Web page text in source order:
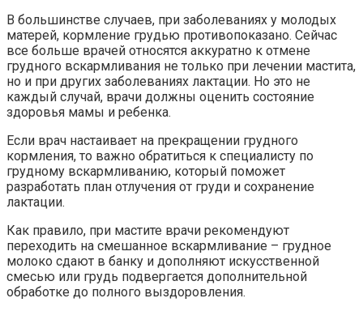
В большинстве случаев, при заболеваниях у молодых
матерей, кормление грудью противопоказано. Сейчас
все больше врачей относятся аккуратно к отмене
грудного вскармливания не только при лечении мастита,
но и при других заболеваниях лактации. Но это не
каждый случай, врачи должны оценить состояние
здоровья мамы и ребенка.
Если врач настаивает на прекращении грудного
кормления, то важно обратиться к специалисту по
грудному вскармливанию, который поможет
разработать план отлучения от груди и сохранение
лактации.
Как правило, при мастите врачи рекомендуют
переходить на смешанное вскармливание – грудное
молоко сдают в банку и дополняют искусственной
смесью или грудь подвергается дополнительной
обработке до полного выздоровления.